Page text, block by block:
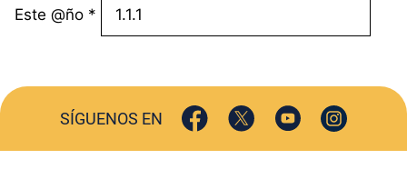
Este @ño *
SÍGUENOS EN